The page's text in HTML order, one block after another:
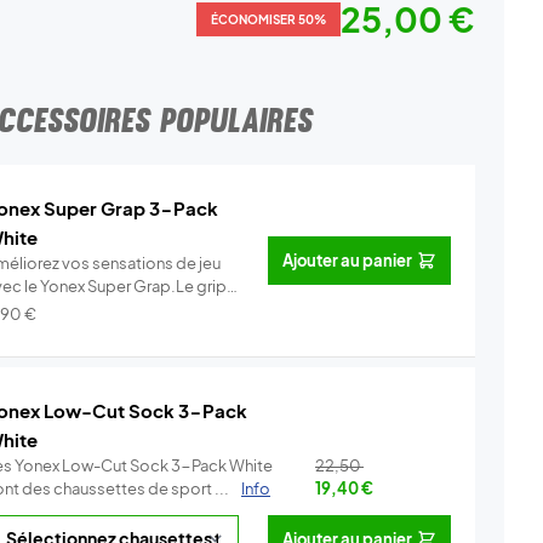
ÉCONOMISER 50% 25,00 €
POPULAIRES
Super Grap 3-Pack
vos sensations de jeu
le Yonex Super Grap.Le grip
Info
€
Ajouter au panier
Low-Cut Sock 3-Pack
Yonex Low-Cut Sock 3-Pack White
des chaussettes de sport ...
Info
22,50
19,40€
Ajouter au panier